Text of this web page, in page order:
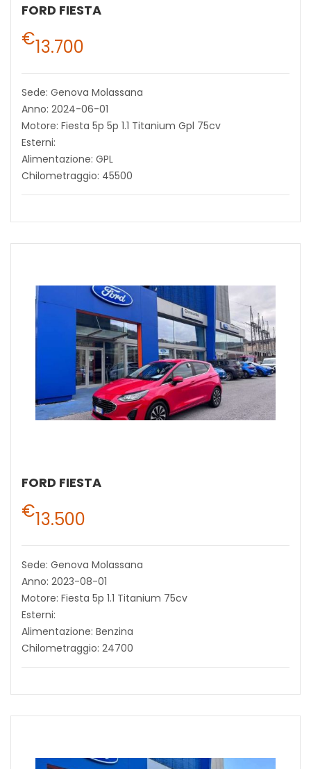
FORD FIESTA
€13.700
Sede: Genova Molassana
Anno: 2024-06-01
Motore: Fiesta 5p 5p 1.1 Titanium Gpl 75cv
Esterni:
Alimentazione: GPL
Chilometraggio: 45500
FORD FIESTA
€13.500
Sede: Genova Molassana
Anno: 2023-08-01
Motore: Fiesta 5p 1.1 Titanium 75cv
Esterni:
Alimentazione: Benzina
Chilometraggio: 24700